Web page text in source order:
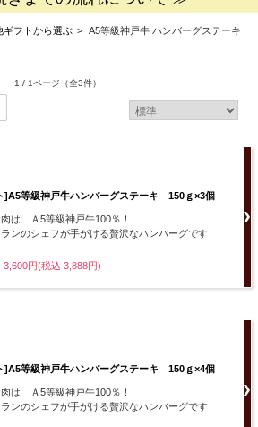
ギフトから選ぶ > A5等級神戸牛 ハンバーグステーキ
1 / 1ページ （全3件）
]A5等級神戸牛ハンバーグステーキ 150ｇ×3個
は Ａ5等級神戸牛100％！
ンのシェフが手がける贅沢なハンバーグです
3,600円(税込 3,888円)
]A5等級神戸牛ハンバーグステーキ 150ｇ×4個
は Ａ5等級神戸牛100％！
ンのシェフが手がける贅沢なハンバーグです